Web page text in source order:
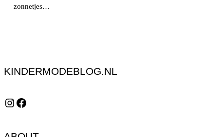
zonnetjes…
KINDERMODEBLOG.NL
Instagram Facebook